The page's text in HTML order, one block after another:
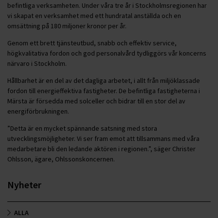
befintliga verksamheten. Under våra tre år i Stockholmsregionen har
vi skapat en verksamhet med ett hundratal anställda och en
omsättning på 180 miljoner kronor per år.
Genom ett brett tjänsteutbud, snabb och effektiv service,
högkvalitativa fordon och god personalvård tydliggörs vår koncerns
närvaro i Stockholm.
Hållbarhet är en del av det dagliga arbetet, i allt från miljöklassade
fordon till energieffektiva fastigheter. De befintliga fastigheterna i
Märsta är försedda med solceller och bidrar till en stor del av
energiförbrukningen.
”Detta är en mycket spännande satsning med stora
utvecklingsmöjligheter. Vi ser fram emot att tillsammans med våra
medarbetare bli den ledande aktören i regionen.”, säger Christer
Ohlsson, ägare, Ohlssonskoncernen.
Nyheter
ALLA